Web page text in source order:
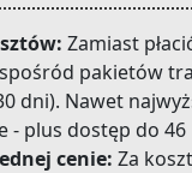
Zamiast
pakietów
dni). Nawet
- plus dostęp do
cenie: Za